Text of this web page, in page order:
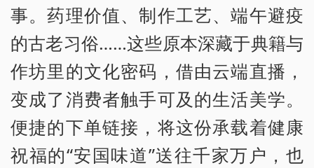
事。药理价值、制作工艺、端午避疫
的古老习俗……这些原本深藏于典籍与
作坊里的文化密码，借由云端直播，
变成了消费者触手可及的生活美学。
便捷的下单链接，将这份承载着健康
祝福的“安国味道”送往千家万户，也